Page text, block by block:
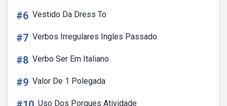
#6 Vestido Da Dress To
#7 Verbos Irregulares Ingles Passado
#8 Verbo Ser Em Italiano
#9 Valor De 1 Polegada
Uso Dos Porques Atividade